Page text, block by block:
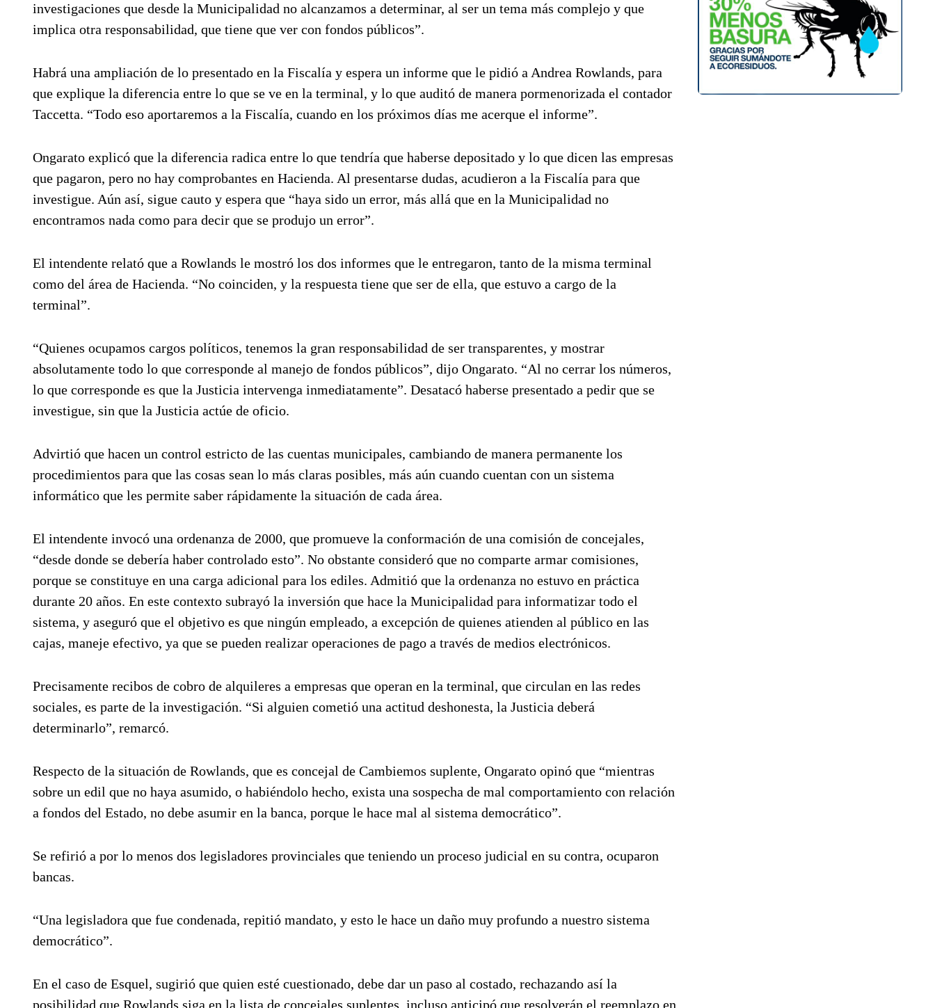
investigaciones que desde la Municipalidad no alcanzamos a determinar, al ser un tema más complejo y que
implica otra responsabilidad, que tiene que ver con fondos públicos”.
Habrá una ampliación de lo presentado en la Fiscalía y espera un informe que le pidió a Andrea Rowlands, para
que explique la diferencia entre lo que se ve en la terminal, y lo que auditó de manera pormenorizada el contador
Taccetta. “Todo eso aportaremos a la Fiscalía, cuando en los próximos días me acerque el informe”.
Ongarato explicó que la diferencia radica entre lo que tendría que haberse depositado y lo que dicen las empresas
que pagaron, pero no hay comprobantes en Hacienda. Al presentarse dudas, acudieron a la Fiscalía para que
investigue. Aún así, sigue cauto y espera que “haya sido un error, más allá que en la Municipalidad no
encontramos nada como para decir que se produjo un error”.
El intendente relató que a Rowlands le mostró los dos informes que le entregaron, tanto de la misma terminal
como del área de Hacienda. “No coinciden, y la respuesta tiene que ser de ella, que estuvo a cargo de la
terminal”.
“Quienes ocupamos cargos políticos, tenemos la gran responsabilidad de ser transparentes, y mostrar
absolutamente todo lo que corresponde al manejo de fondos públicos”, dijo Ongarato. “Al no cerrar los números,
lo que corresponde es que la Justicia intervenga inmediatamente”. Desatacó haberse presentado a pedir que se
investigue, sin que la Justicia actúe de oficio.
Advirtió que hacen un control estricto de las cuentas municipales, cambiando de manera permanente los
procedimientos para que las cosas sean lo más claras posibles, más aún cuando cuentan con un sistema
informático que les permite saber rápidamente la situación de cada área.
El intendente invocó una ordenanza de 2000, que promueve la conformación de una comisión de concejales,
“desde donde se debería haber controlado esto”. No obstante consideró que no comparte armar comisiones,
porque se constituye en una carga adicional para los ediles. Admitió que la ordenanza no estuvo en práctica
durante 20 años. En este contexto subrayó la inversión que hace la Municipalidad para informatizar todo el
sistema, y aseguró que el objetivo es que ningún empleado, a excepción de quienes atienden al público en las
cajas, maneje efectivo, ya que se pueden realizar operaciones de pago a través de medios electrónicos.
Precisamente recibos de cobro de alquileres a empresas que operan en la terminal, que circulan en las redes
sociales, es parte de la investigación. “Si alguien cometió una actitud deshonesta, la Justicia deberá
determinarlo”, remarcó.
Respecto de la situación de Rowlands, que es concejal de Cambiemos suplente, Ongarato opinó que “mientras
sobre un edil que no haya asumido, o habiéndolo hecho, exista una sospecha de mal comportamiento con relación
a fondos del Estado, no debe asumir en la banca, porque le hace mal al sistema democrático”.
Se refirió a por lo menos dos legisladores provinciales que teniendo un proceso judicial en su contra, ocuparon
bancas.
“Una legisladora que fue condenada, repitió mandato, y esto le hace un daño muy profundo a nuestro sistema
democrático”.
En el caso de Esquel, sugirió que quien esté cuestionado, debe dar un paso al costado, rechazando así la
posibilidad que Rowlands siga en la lista de concejales suplentes, incluso anticipó que resolverán el reemplazo en